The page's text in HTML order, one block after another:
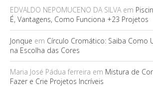
EDVALDO NEPOMUCENO DA SILVAem
É, Vantagens, Como Funciona +23 Projetos
Jonque em Círculo Cromático: Saiba Como
na Escolha das Cores
Maria José Pádua ferreira em Mistura de
Fazer e Crie Projetos Incríveis